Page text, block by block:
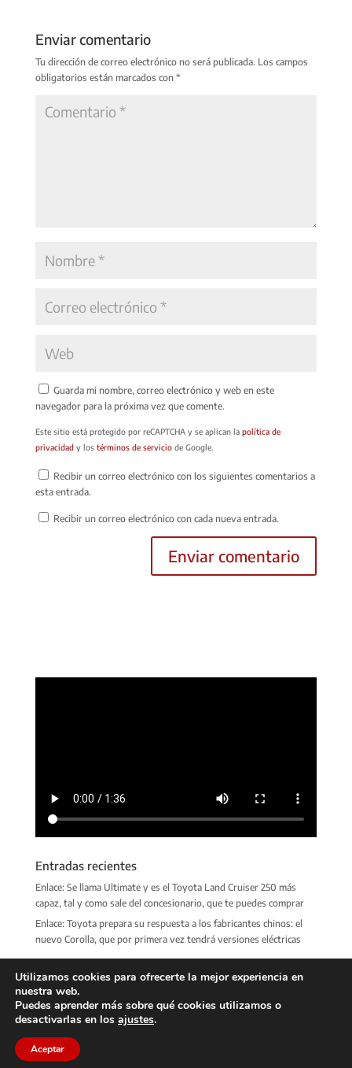
Enviar comentario
Tu dirección de correo electrónico no será publicada. Los campos
obligatorios están marcados con *
Guarda mi nombre, correo electrónico y web en este
navegador para la próxima vez que comente.
Este sitio está protegido por reCAPTCHA y se aplican la política de
privacidady los términos de serviciode Google.
Recibir un correo electrónico con los siguientes comentarios a
esta entrada.
Recibir un correo electrónico con cada nueva entrada.
Entradas recientes
Enlace: Se llama Ultimate y es el Toyota Land Cruiser 250 más
capaz, tal y como sale del concesionario, que te puedes comprar
Enlace: Toyota prepara su respuesta a los fabricantes chinos: el
nuevo Corolla, que por primera vez tendrá versiones eléctricas
Club RAV4 España
Utilizamos cookies para ofrecerte la mejor experiencia en
nuestra web.
Puedes aprender más sobre qué cookies utilizamos o
desactivarlas en los ajustes.
Aceptar